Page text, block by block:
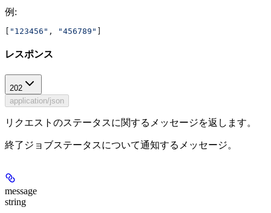
例 :
"123456" , "456789"
レスポンス
202
application/json
リクエストのステータスに関するメッセージを返します。
終了ジョブステータスについて通知するメッセージ。
message
string